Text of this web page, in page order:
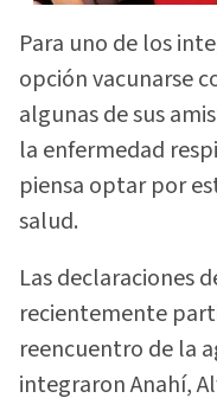
Para uno de los
opción vacunarse
algunas de sus
la enfermedad
piensa optar por
salud.
Las declaraciones
recientemente
reencuentro de la
integraron Anahí,